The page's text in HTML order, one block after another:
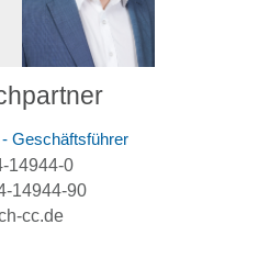
- Geschäftsführer
14944-0
14944-90
cc.de